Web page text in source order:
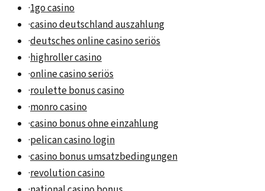
·1go casino
·casino deutschland auszahlung
·deutsches online casino seriös
·highroller casino
·online casino seriös
·roulette bonus casino
·monro casino
·casino bonus ohne einzahlung
·pelican casino login
·casino bonus umsatzbedingungen
·revolution casino